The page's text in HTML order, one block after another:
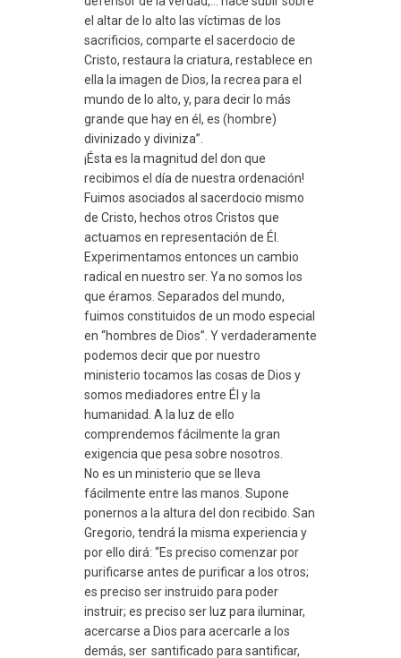
el altar de lo alto las víctimas de los
sacrificios, comparte el sacerdocio de
Cristo, restaura la criatura, restablece en
ella la imagen de Dios, la recrea para el
mundo de lo alto, y, para decir lo más
grande que hay en él, es (hombre)
divinizado y diviniza”.
¡Ésta es la magnitud del don que
recibimos el día de nuestra ordenación!
Fuimos asociados al sacerdocio mismo
de Cristo, hechos otros Cristos que
actuamos en representación de Él.
Experimentamos entonces un cambio
radical en nuestro ser. Ya no somos los
que éramos. Separados del mundo,
fuimos constituidos de un modo especial
en “hombres de Dios”. Y verdaderamente
podemos decir que por nuestro
ministerio tocamos las cosas de Dios y
somos mediadores entre Él y la
humanidad. A la luz de ello
comprendemos fácilmente la gran
exigencia que pesa sobre nosotros.
No es un ministerio que se lleva
fácilmente entre las manos. Supone
ponernos a la altura del don recibido. San
Gregorio, tendrá la misma experiencia y
por ello dirá: “Es preciso comenzar por
purificarse antes de purificar a los otros;
es preciso ser instruido para poder
instruir; es preciso ser luz para iluminar,
acercarse a Dios para acercarle a los
demás, ser santificado para santificar,